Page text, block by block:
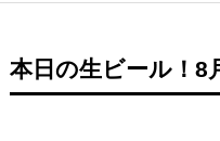
本日の生ビール！8